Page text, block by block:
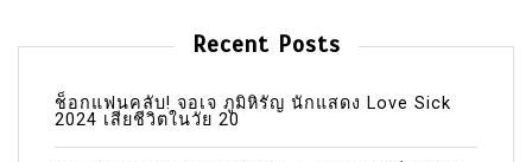
Recent Posts
ช็อกแฟนคลับ! จอเจ ภูมิหิรัญ นักแสดง Love Sick
2024 เสียชีวิตในวัย 20